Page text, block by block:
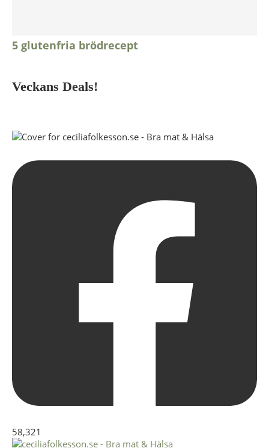
5 glutenfria brödrecept
Veckans Deals!
58,321